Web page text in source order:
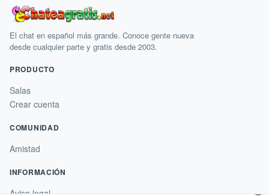
El chat en español más grande. Conoce gente nueva
desde cualquier parte y gratis desde 2003.
PRODUCTO
Salas
Crear cuenta
COMUNIDAD
Amistad
INFORMACIÓN
Aviso legal